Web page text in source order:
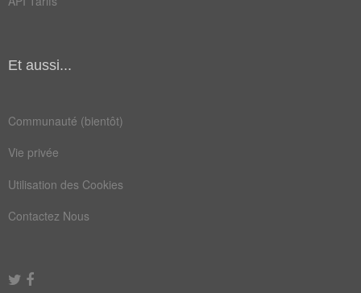
Et aussi...
Communauté (bientôt)
Vie privée
Utilisation des Cookies
Contactez Nous